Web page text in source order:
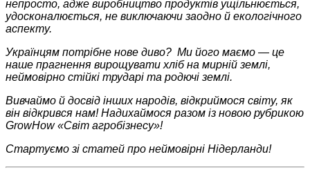
непросто, адже виробництво продуктів ущільнюється,
удосконалюється, не виключаючи заодно й екологічного
аспекту.
Українцям потрібне нове диво? Ми його маємо — це
наше прагнення вирощувати хліб на мирній землі,
неймовірно стійкі трударі та родючі землі.
Вивчаймо й досвід інших народів, відкриймося світу, як
він відкрився нам! Надихаймося разом із новою рубрикою
GrowHow«Світ агробізнесу»!
Стартуємо зі статей про неймовірні Нідерланди!